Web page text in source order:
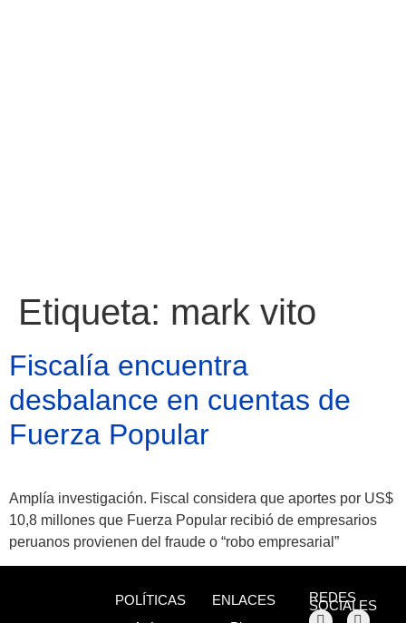
Atractivos
Etiqueta: mark vito
Fiscalía encuentra
desbalance en cuentas de
Fuerza Popular
Amplía investigación. Fiscal considera que aportes por US$
10,8 millones que Fuerza Popular recibió de empresarios
peruanos provienen del fraude o “robo empresarial”
POLÍTICAS
ENLACES
REDES
SOCIALES